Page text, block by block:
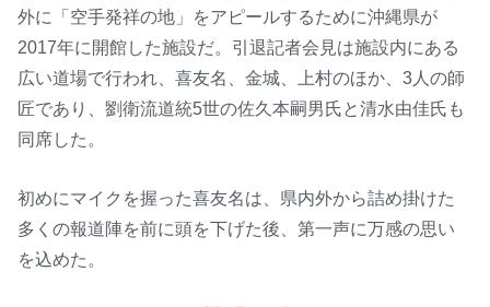
外に「空手発祥の地」をアピールするために沖縄県が
2017年に開館した施設だ。引退記者会見は施設内にある
広い道場で行われ、喜友名、金城、上村のほか、3人の師
匠であり、劉衛流道統5世の佐久本嗣男氏と清水由佳氏も
同席した。
初めにマイクを握った喜友名は、県内外から詰め掛けた
多くの報道陣を前に頭を下げた後、第一声に万感の思い
を込めた。